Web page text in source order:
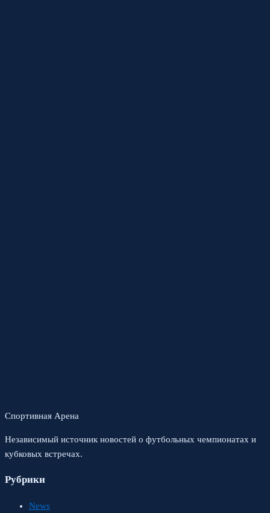
Спортивная Арена
Независимый источник новостей о футбольных чемпионатах и
кубковых встречах.
Рубрики
News